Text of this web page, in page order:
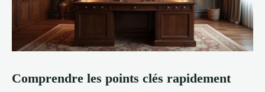
Comprendre les points clés rapidement